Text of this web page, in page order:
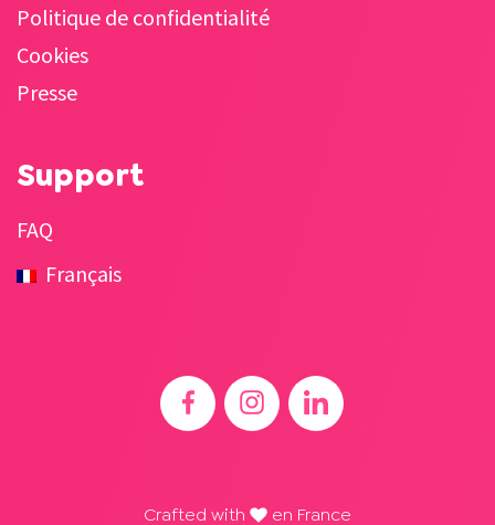
Politique de confidentialité
Cookies
Presse
Support
FAQ
Français
Crafted with en France